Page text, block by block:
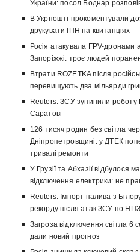
України: посол Боднар
В Укрпошті прокоментували
друкувати ІПН на квитанціях
Росія атакувала FPV-дронами
Запоріжжі: троє людей
Втрати ROZETKA після
перевищують два мільярди
Reuters: ЗСУ зупинили
Саратові
126 тисяч родин без світла
Дніпропетровщині: у ДТЕК
тривалі ремонти
У Грузії та Абхазії відбулося
відключення електрики: не
Reuters: Імпорт палива з
рекорду після атак ЗСУ по НПЗ
Загроза відключення світла 6
дали новий прогноз